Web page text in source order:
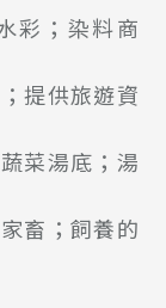
彩；染料商
提供旅遊資
菜湯底；湯
畜；飼養的